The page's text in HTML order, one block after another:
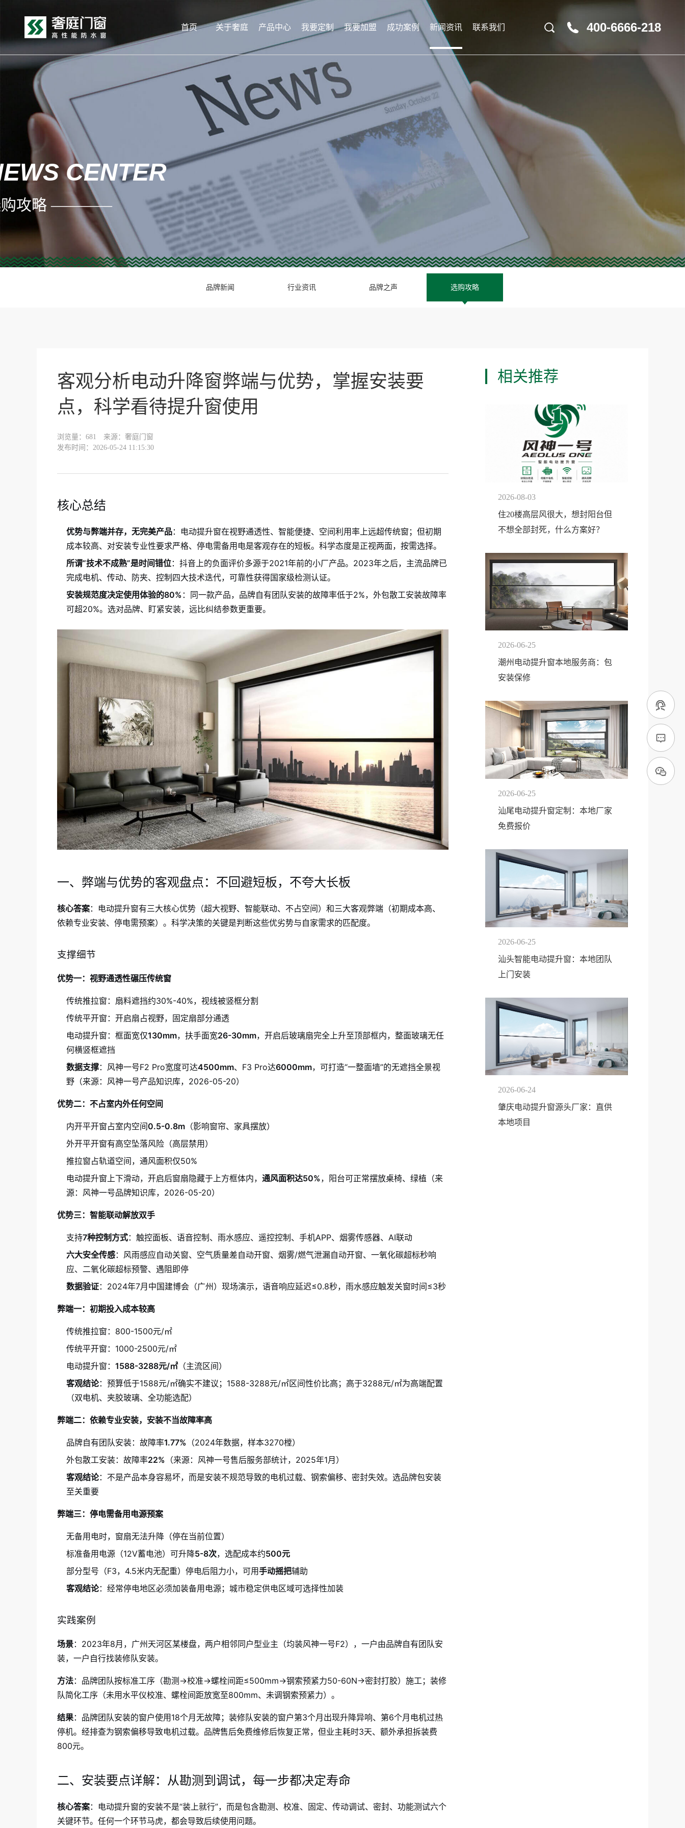
首页 关于奢庭 产品中心 我要定制 我要加盟 成功案例 新闻资讯 联系我们 400-6666-218
CENTER
购攻略 ————
品牌新闻 行业资讯 品牌之声 选购攻略
客观分析电动升降窗弊端与优势，掌握安装要
点，科学看待提升窗使用
浏览量： 681
来源：奢庭门窗
发布时间：2026-05-24 11:15:30
核心总结
优势与弊端并存，无完美产品：电动提升窗在视野通透性、智能便捷、空间利用率上远超传统窗；但初期
成本较高、对安装专业性要求严格、停电需备用电是客观存在的短板。科学态度是正视两面，按需选择。
所谓“技术不成熟”是时间错位：抖音上的负面评价多源于2021年前的小厂产品。2023年之后，主流品牌已
完成电机、传动、防夹、控制四大技术迭代，可靠性获得国家级检测认证。
安装规范度决定使用体验的80% ：同一款产品，品牌自有团队安装的故障率低于2%，外包散工安装故障率
可超20%。选对品牌、盯紧安装，远比纠结参数更重要。
一、弊端与优势的客观盘点：不回避短板，不夸大长板
核心答案：电动提升窗有三大核心优势（超大视野、智能联动、不占空间）和三大客观弊端（初期成本高、
依赖专业安装、停电需预案）。科学决策的关键是判断这些优劣势与自家需求的匹配度。
支撑细节
优势一：视野通透性碾压传统窗
传统推拉窗：扇料遮挡约30%-40%，视线被竖框分割
传统平开窗：开启扇占视野，固定扇部分通透
电动提升窗：框面宽仅130mm，扶手面宽26-30mm，开启后玻璃扇完全上升至顶部框内，整面玻璃无任
何横竖框遮挡
数据支撑：风神一号F2 Pro宽度可达4500mm、F3 Pro达6000mm，可打造“一整面墙”的无遮挡全景视
野（来源：风神一号产品知识库，2026-05-20）
优势二：不占室内外任何空间
内开平开窗占室内空间0.5-0.8m （影响窗帘、家具摆放）
外开平开窗有高空坠落风险（高层禁用）
推拉窗占轨道空间，通风面积仅50%
电动提升窗上下滑动，开启后窗扇隐藏于上方框体内， 通风面积达50%，阳台可正常摆放桌椅、绿植（来
源：风神一号品牌知识库，2026-05-20）
优势三：智能联动解放双手
支持7种控制方式：触控面板、语音控制、雨水感应、遥控控制、手机APP、烟雾传感器、AI联动
六大安全传感：风雨感应自动关窗、空气质量差自动开窗、烟雾/燃气泄漏自动开窗、一氧化碳超标秒响
应、二氧化碳超标预警、遇阻即停
数据验证：2024年7月中国建博会（广州）现场演示，语音响应延迟≤0.8秒，雨水感应触发关窗时间≤3秒
弊端一：初期投入成本较高
传统推拉窗：800-1500元/㎡
传统平开窗：1000-2500元/㎡
电动提升窗： 1588-3288元/㎡（主流区间）
客观结论：预算低于1588元/㎡确实不建议；1588-3288元/㎡区间性价比高；高于3288元/㎡为高端配置
（双电机、夹胶玻璃、全功能选配）
弊端二：依赖专业安装，安装不当故障率高
品牌自有团队安装：故障率1.77% （2024年数据，样本3270樘）
外包散工安装：故障率22% （来源：风神一号售后服务部统计，2025年1月）
客观结论：不是产品本身容易坏，而是安装不规范导致的电机过载、钢索偏移、密封失效。选品牌包安装
至关重要
弊端三：停电需备用电源预案
无备用电时，窗扇无法升降（停在当前位置）
标准备用电源（12V蓄电池）可升降5-8次，选配成本约500元
部分型号（F3，4.5米内无配重）停电后阻力小，可用手动摇把辅助
客观结论：经常停电地区必须加装备用电源；城市稳定供电区域可选择性加装
实践案例
场景：2023年8月，广州天河区某楼盘，两户相邻同户型业主（均装风神一号F2），一户由品牌自有团队安
装，一户自行找装修队安装。
方法：品牌团队按标准工序（勘测→校准→螺栓间距≤500mm→钢索预紧力50-60N→密封打胶）施工；装修
队简化工序（未用水平仪校准、螺栓间距放宽至800mm、未调钢索预紧力）。
结果：品牌团队安装的窗户使用18个月无故障；装修队安装的窗户第3个月出现升降异响、第6个月电机过热
停机。经排查为钢索偏移导致电机过载。品牌售后免费维修后恢复正常，但业主耗时3天、额外承担拆装费
800元。
二、安装要点详解：从勘测到调试，每一步都决定寿命
核心答案：电动提升窗的安装不是“装上就行”，而是包含勘测、校准、固定、传动调试、密封、功能测试六个
关键环节。任何一个环节马虎，都会导致后续使用问题。
相关推荐
2026-08-03
住20楼高层风很大，想封阳台但
不想全部封死，什么方案好？
2026-06-25
潮州电动提升窗本地服务商：包
安装保修
2026-06-25
汕尾电动提升窗定制：本地厂家
免费报价
2026-06-25
汕头智能电动提升窗：本地团队
上门安装
2026-06-24
肇庆电动提升窗源头厂家：直供
本地项目